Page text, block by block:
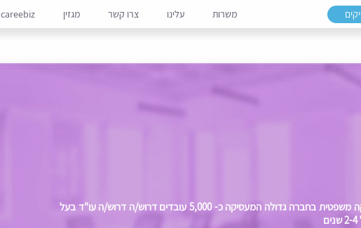
משרות עלינו צרו קשר מגזין careebiz
למחלקה משפטית בחברה גדולה המעסיקה כ- 5,000 עובדים דרוש/ה דרוש/ה עו"ד בעל